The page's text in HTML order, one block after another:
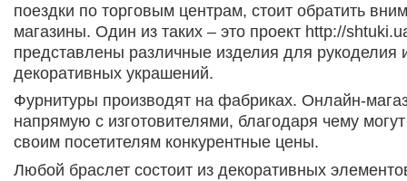
поездки по торговым центрам, стоит обратить
магазины. Один из таких – это проект http://
представлены различные изделия для рукоделия
декоративных украшений.
Фурнитуры производят на фабриках. Онлайн-
напрямую с изготовителями, благодаря чему
своим посетителям конкурентные цены.
Любой браслет состоит из декоративных